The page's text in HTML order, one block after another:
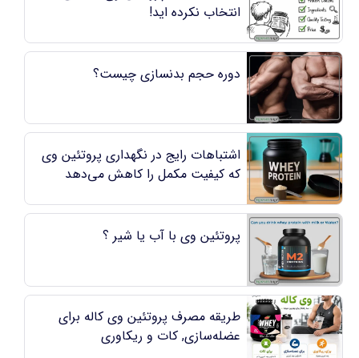
انتخاب نکرده ‌اید!
دوره حجم بدنسازی چیست؟
اشتباهات رایج در نگهداری پروتئین وی
که کیفیت مکمل را کاهش می‌دهد
پروتئین وی با آب یا شیر ؟
طریقه مصرف پروتئین وی کاله برای
عضله‌سازی, کات و ریکاوری